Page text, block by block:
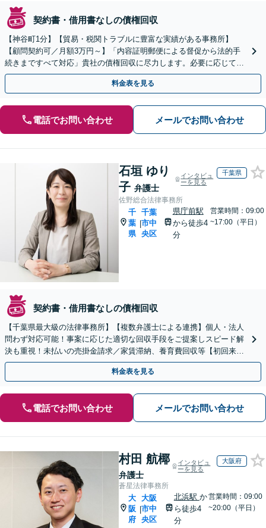
契約書・借用書なしの債権回収
【神谷町1分】【貿易・税関トラブルに豊富な実績がある事務所】
【顧問契約可／月額3万円～】「内容証明郵便による督促から法的手
続きまですべて対応」貴社の債権回収に尽力します。必要に応じて強
制執行等の法的措置も視野に入れた総合的な解決策を提供
料金表を見る
電話でお問い合わせ メールでお問い合わせ
石垣 ゆり
子 弁護士
インタビュ
ーを見る
千葉県
佐野総合法律事務所
千
葉
県
|
千葉
市中
央区
県庁前駅
から徒歩4
分
営業時間：09:00
~17:00（平日）
契約書・借用書なしの債権回収
【千葉県最大級の法律事務所】【複数弁護士による連携】個人・法人
問わず対応可能！事案に応じた適切な回収手段をご提案しスピード解
決も重視！未払いの売掛金請求／家賃滞納、養育費回収等【初回来所
相談無料】【夜間・休日面談応相談】【千葉中央駅5分】
料金表を見る
電話でお問い合わせ メールでお問い合わせ
村田 航椰
弁護士
インタビュ
ーを見る
大阪府
蒼星法律事務所
大
阪
府
|
大阪
市中
央区
北浜駅 か
ら徒歩4
分
営業時間：09:00
~20:00（平日）